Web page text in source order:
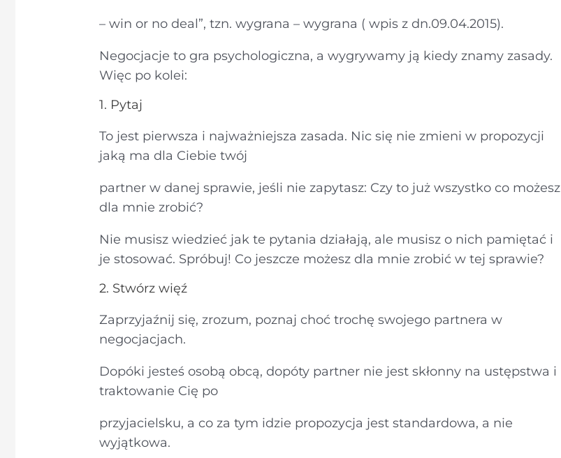
– win or no deal”, tzn. wygrana – wygrana ( wpis z dn.09.04.2015).
Negocjacje to gra psychologiczna, a wygrywamy ją kiedy znamy zasady.
Więc po kolei:
1. Pytaj
To jest pierwsza i najważniejsza zasada. Nic się nie zmieni w propozycji
jaką ma dla Ciebie twój
partner w danej sprawie, jeśli nie zapytasz: Czy to już wszystko co możesz
dla mnie zrobić?
Nie musisz wiedzieć jak te pytania działają, ale musisz o nich pamiętać i
je stosować. Spróbuj! Co jeszcze możesz dla mnie zrobić w tej sprawie?
2. Stwórz więź
Zaprzyjaźnij się, zrozum, poznaj choć trochę swojego partnera w
negocjacjach.
Dopóki jesteś osobą obcą, dopóty partner nie jest skłonny na ustępstwa i
traktowanie Cię po
przyjacielsku, a co za tym idzie propozycja jest standardowa, a nie
wyjątkowa.